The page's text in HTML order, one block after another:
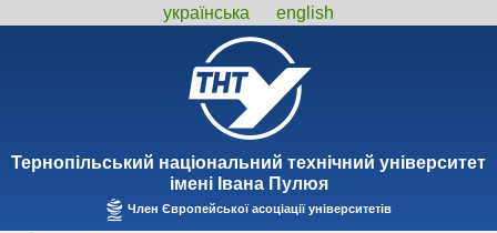
українська english
Тернопiльський національний технiчний унiверситет
iменi Iвана Пулюя
Член Європейської асоціації університетів